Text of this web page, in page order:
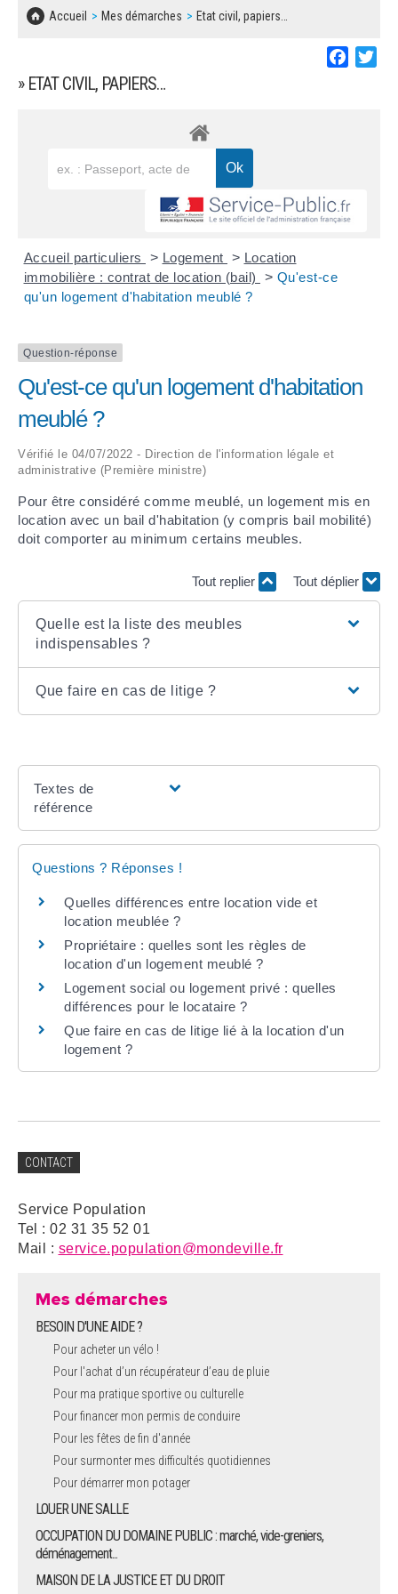
Accueil Mes démarches Etat civil, papiers…
» ETAT CIVIL, PAPIERS…
Accueil particuliers > Logement > Location
immobilière : contrat de location (bail)
> Qu'est-ce
qu'un logement d'habitation meublé ?
Question-réponse
Qu'est-ce qu'un logement d'habitation
meublé ?
Vérifié le 04/07/2022 - Direction de l'information légale et
administrative (Première ministre)
Pour être considéré comme meublé, un logement mis en
location avec un bail d'habitation (y compris bail mobilité)
doit comporter au minimum certains meubles.
Tout replier Tout déplier
Quelle est la liste des meubles
indispensables ?
Que faire en cas de litige ?
Textes de
référence
Questions ? Réponses !
Quelles différences entre location vide et
location meublée ?
Propriétaire : quelles sont les règles de
location d'un logement meublé ?
Logement social ou logement privé : quelles
différences pour le locataire ?
Que faire en cas de litige lié à la location d'un
logement ?
CONTACT
Service Population
Tel : 02 31 35 52 01
Mail : service.population@mondeville.fr
Mes démarches
BESOIN D'UNE AIDE ?
Pour acheter un vélo !
Pour l'achat d’un récupérateur d’eau de pluie
Pour ma pratique sportive ou culturelle
Pour financer mon permis de conduire
Pour les fêtes de fin d'année
Pour surmonter mes difficultés quotidiennes
Pour démarrer mon potager
LOUER UNE SALLE
OCCUPATION DU DOMAINE PUBLIC : marché, vide-greniers,
déménagement...
MAISON DE LA JUSTICE ET DU DROIT
CONCERTATIONS PUBLIQUES
SOLIDARITÉ, LOGEMENT
SÉNIORS
DECHETS
BESOIN D'UNE AIDE ?
LES ASSOCIATIONS
MARCHÉS PUBLICS
DOCUMENT D'INFORMATION COMMUNAL
REGLEMENT LOCAL DE PUBLICITÉ
DECLARATION DE DEMARCHAGE
DOSSIER DE DEMANDE DE SUBVENTION
DEMANDE DE PRÊT DE MATERIEL
FICHE D'ORGANISATION MANIFESTATION
PLAN D'ACTION MUNICIPAL
DÉLIBÉRATIONS